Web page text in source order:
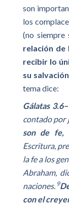
son
los
(no siempre
relación de
recibir lo
su salvación
tema dice:
Gálatas
contado por
son de fe,
Escritura,
la fe a los
Abraham,
naciones. 9
con el